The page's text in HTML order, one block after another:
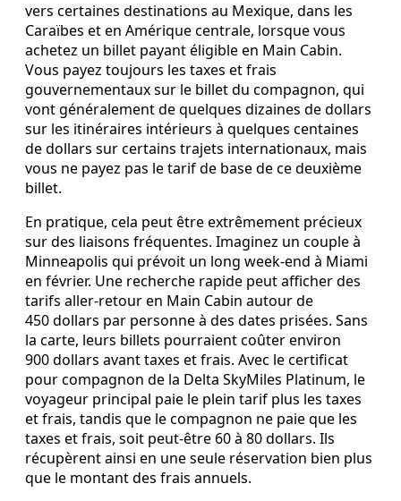
vers certaines destinations au Mexique, dans les
Caraïbes et en Amérique centrale, lorsque vous
achetez un billet payant éligible en Main Cabin.
Vous payez toujours les taxes et frais
gouvernementaux sur le billet du compagnon, qui
vont généralement de quelques dizaines de dollars
sur les itinéraires intérieurs à quelques centaines
de dollars sur certains trajets internationaux, mais
vous ne payez pas le tarif de base de ce deuxième
billet.
En pratique, cela peut être extrêmement précieux
sur des liaisons fréquentes. Imaginez un couple à
Minneapolis qui prévoit un long week‑end à Miami
en février. Une recherche rapide peut afficher des
tarifs aller‑retour en Main Cabin autour de
450 dollars par personne à des dates prisées. Sans
la carte, leurs billets pourraient coûter environ
900 dollars avant taxes et frais. Avec le certificat
pour compagnon de la Delta SkyMiles Platinum, le
voyageur principal paie le plein tarif plus les taxes
et frais, tandis que le compagnon ne paie que les
taxes et frais, soit peut‑être 60 à 80 dollars. Ils
récupèrent ainsi en une seule réservation bien plus
que le montant des frais annuels.